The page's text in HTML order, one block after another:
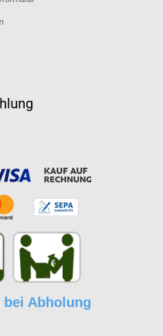
bei Abholung